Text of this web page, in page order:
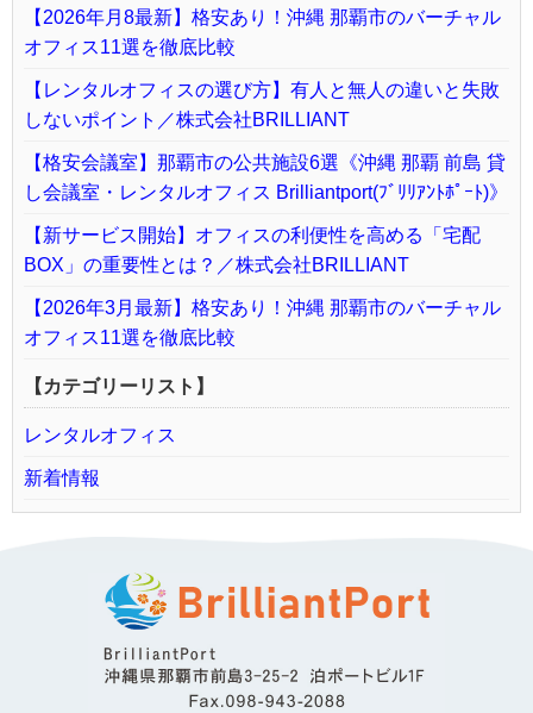
【2026年月8最新】格安あり！沖縄 那覇市のバーチャル
オフィス11選を徹底比較
【レンタルオフィスの選び方】有人と無人の違いと失敗
しないポイント／株式会社BRILLIANT
【格安会議室】那覇市の公共施設6選《沖縄 那覇 前島 貸
し会議室・レンタルオフィス Brilliantport(ﾌﾞﾘﾘｱﾝﾄﾎﾟｰﾄ)》
【新サービス開始】オフィスの利便性を高める「宅配
BOX」の重要性とは？／株式会社BRILLIANT
【2026年3月最新】格安あり！沖縄 那覇市のバーチャル
オフィス11選を徹底比較
【カテゴリーリスト】
レンタルオフィス
新着情報